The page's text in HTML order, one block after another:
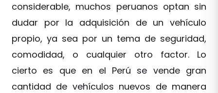
considerable, muchos peruanos optan sin
dudar por la adquisición de un vehículo
propio, ya sea por un tema de seguridad,
comodidad, o cualquier otro factor. Lo
cierto es que en el Perú se vende gran
cantidad de vehículos nuevos de manera